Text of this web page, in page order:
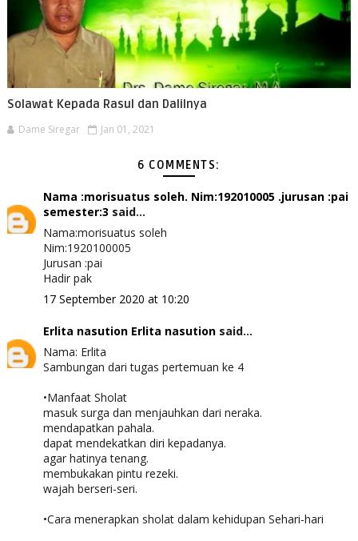
Solawat Kepada Rasul dan Dalilnya
Dame Siregar Jan 01, 2021
6 COMMENTS:
Nama :morisuatus soleh. Nim:192010005 .jurusan :pai
semester:3 said...
Nama:morisuatus soleh
Nim:1920100005
Jurusan :pai
Hadir pak
17 September 2020 at 10:20
Erlita nasution Erlita nasutionsaid...
Nama: Erlita
Sambungan dari tugas pertemuan ke 4
•Manfaat Sholat
masuk surga dan menjauhkan dari neraka.
mendapatkan pahala.
dapat mendekatkan diri kepadanya.
agar hatinya tenang.
membukakan pintu rezeki.
wajah berseri-seri.
•Cara menerapkan sholat dalam kehidupan Sehari-hari